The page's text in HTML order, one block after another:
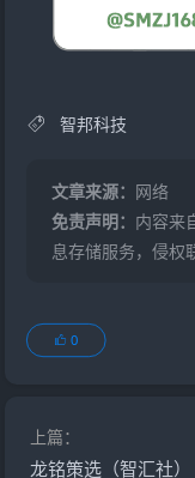
智邦科技
文章来源： 网络
免责声明： 内容来
息存储服务，侵权
0
上篇：